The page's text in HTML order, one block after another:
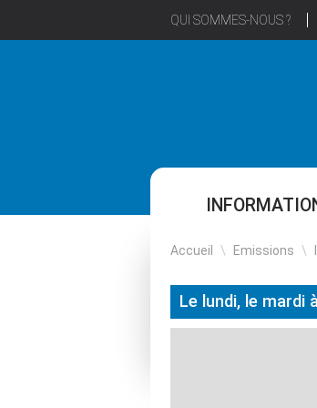
QUI SOMMES-NOUS ?
Accueil \ Emissions \
Le lundi, le mardi